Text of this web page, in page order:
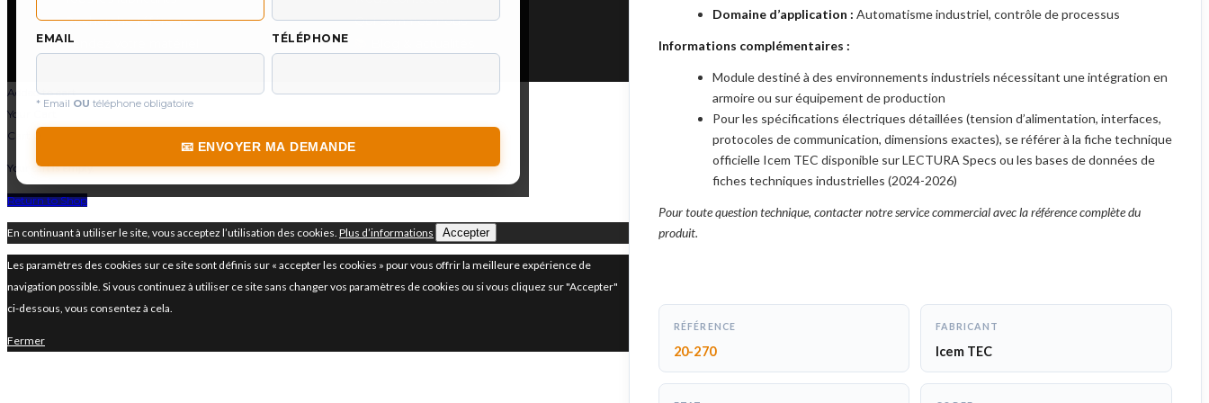
Domaine d’application : Automatisme industriel, contrôle de processus
Informations complémentaires :
Module destiné à des environnements industriels nécessitant une intégration en
armoire ou sur équipement de production
Pour les spécifications électriques détaillées (tension d’alimentation, interfaces,
protocoles de communication, dimensions exactes), se référer à la fiche technique
officielle Icem TEC disponible sur LECTURA Specs ou les bases de données de
fiches techniques industrielles (2024-2026)
Pour toute question technique, contacter notre service commercial avec la référence complète du
produit.
RÉFÉRENCE
20-270
FABRICANT
Icem TEC
EMAIL TÉLÉPHONE
* Email OU téléphone obligatoire
📧 ENVOYER MA DEMANDE
Recherche référence
Vendez votre matériel
Qui sommes-nous
Added to cart
Your Cart
Cart
0
Your cart is empty.
Return to Shop
En continuant à utiliser le site, vous acceptez l’utilisation des cookies. Plus d’informations Accepter
Les paramètres des cookies sur ce site sont définis sur « accepter les cookies » pour vous offrir la meilleure expérience de
navigation possible. Si vous continuez à utiliser ce site sans changer vos paramètres de cookies ou si vous cliquez sur "Accepter"
ci-dessous, vous consentez à cela.
Fermer